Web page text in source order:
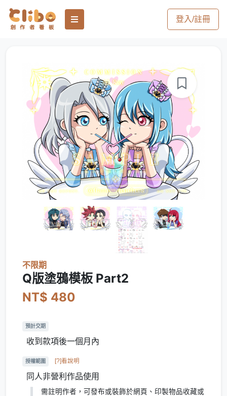
登入/註冊
不限期
Q版塗鴉模板 Part2
NT$ 480
預計交期
收到款項後一個月內
授權範圍 [?]看說明
同人非營利作品使用
需註明作者，可發布或裝飾於網頁、印製物品收藏或